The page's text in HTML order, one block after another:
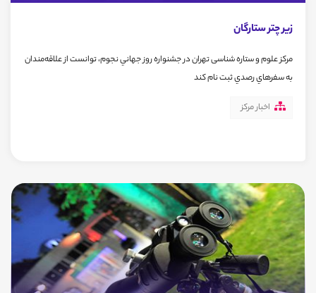
زير چتر ستارگان
مرکز علوم و ستاره شناسی تهران در جشنواره روز جهاني نجوم، توانست از علاقه‌مندان
به سفرهاي رصدي ثبت نام كند
اخبار مرکز